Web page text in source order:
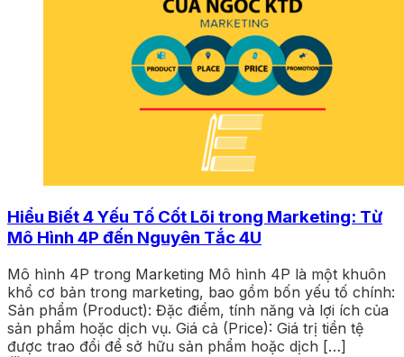
Hiểu Biết 4 Yếu Tố Cốt Lõi trong Marketing: Từ
Mô Hình 4P đến Nguyên Tắc 4U
Mô hình 4P trong Marketing Mô hình 4P là một khuôn
khổ cơ bản trong marketing, bao gồm bốn yếu tố chính:
Sản phẩm (Product): Đặc điểm, tính năng và lợi ích của
sản phẩm hoặc dịch vụ. Giá cả (Price): Giá trị tiền tệ
được trao đổi để sở hữu sản phẩm hoặc dịch […]